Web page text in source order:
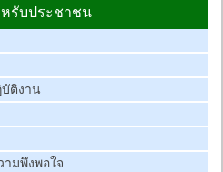
รับประชาชน
ติงาน
ามพึงพอใจ